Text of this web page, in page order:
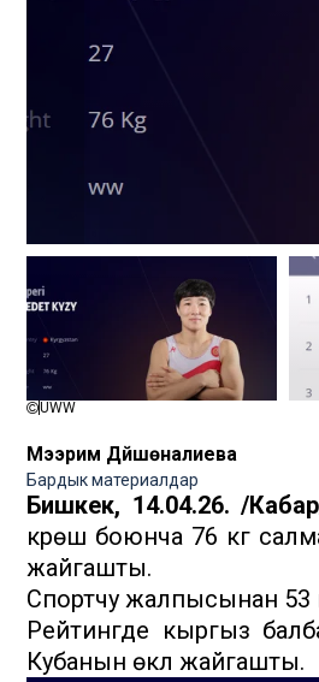
UWW
Мээрим Дүйшөналиева
Бардык материалдар
Бишкек, 14.04.26. /
күрөшү боюнча 76 кг
жайгашты.
Спортчу жалпысынан 53
Рейтингде кыргыз
Кубанын өкүлү жайгашты.